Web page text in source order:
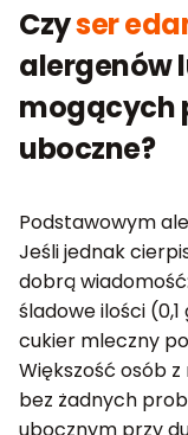
Czyser
alergenów
mogących
uboczne?
Podstawowym
Jeśli jednak
dobrą
śladowe ilości
cukier mleczny
Większość osób
bez żadnych